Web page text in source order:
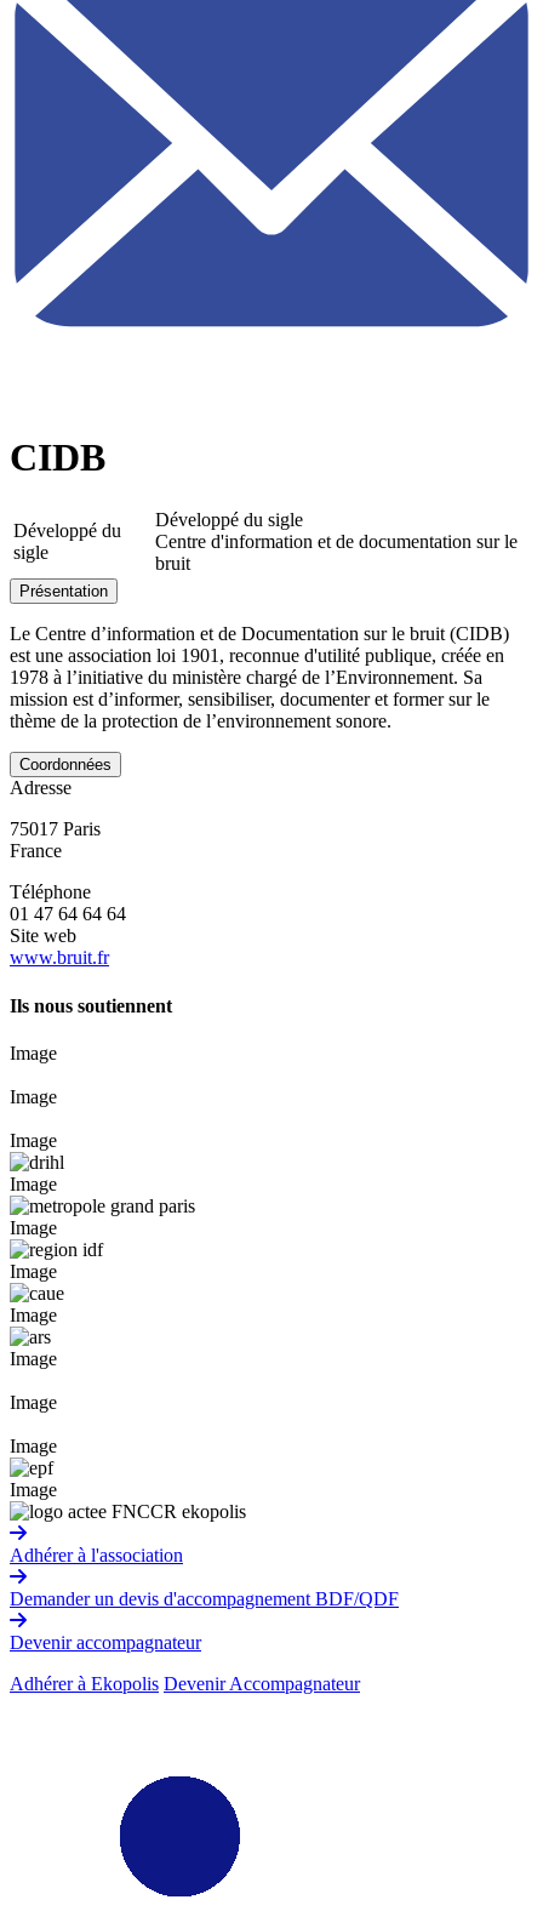
CIDB
Développé du
sigle
Développé du sigle
Centre d'information et de documentation sur le
bruit
Présentation
Le Centre d’information et de Documentation sur le bruit (CIDB)
est une association loi 1901, reconnue d'utilité publique, créée en
1978 à l’initiative du ministère chargé de l’Environnement. Sa
mission est d’informer, sensibiliser, documenter et former sur le
thème de la protection de l’environnement sonore.
Coordonnées
Adresse
75017 Paris
France
Téléphone
01 47 64 64 64
Site web
www.bruit.fr
Ils nous soutiennent
Image
Image
Image
Image
Image
Image
Image
Image
Image
Image
Image
Adhérer à l'association
Demander un devis d'accompagnement BDF/QDF
Devenir accompagnateur
Adhérer à Ekopolis Devenir Accompagnateur